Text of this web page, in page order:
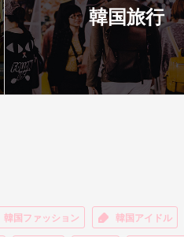
韓国旅行
韓国ファッション 韓国アイドル